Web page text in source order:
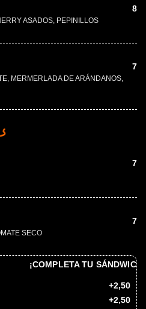
ASADOS, PEPINILLOS
8
MERMERLADA DE ARÁNDANOS,
7
7
SECO
7
TU SÁNDWICH!
+2,50
+2,50